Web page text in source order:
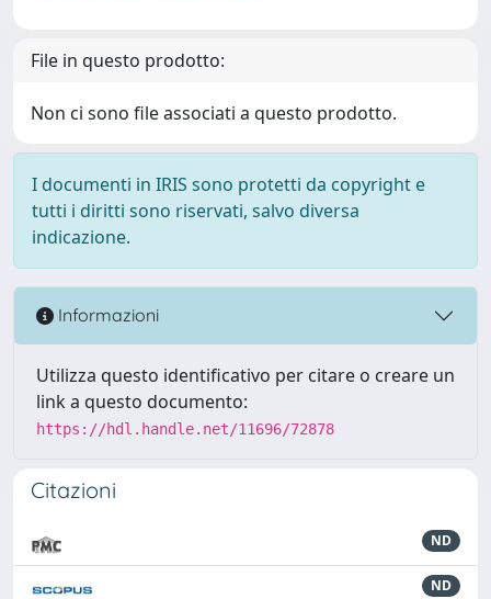
File in questo prodotto:
Non ci sono file associati a questo prodotto.
I documenti in IRIS sono protetti da copyright e
tutti i diritti sono riservati, salvo diversa
indicazione.
Informazioni
Utilizza questo identificativo per citare o creare un
link a questo documento:
https://hdl.handle.net/11696/72878
Citazioni
ND
ND